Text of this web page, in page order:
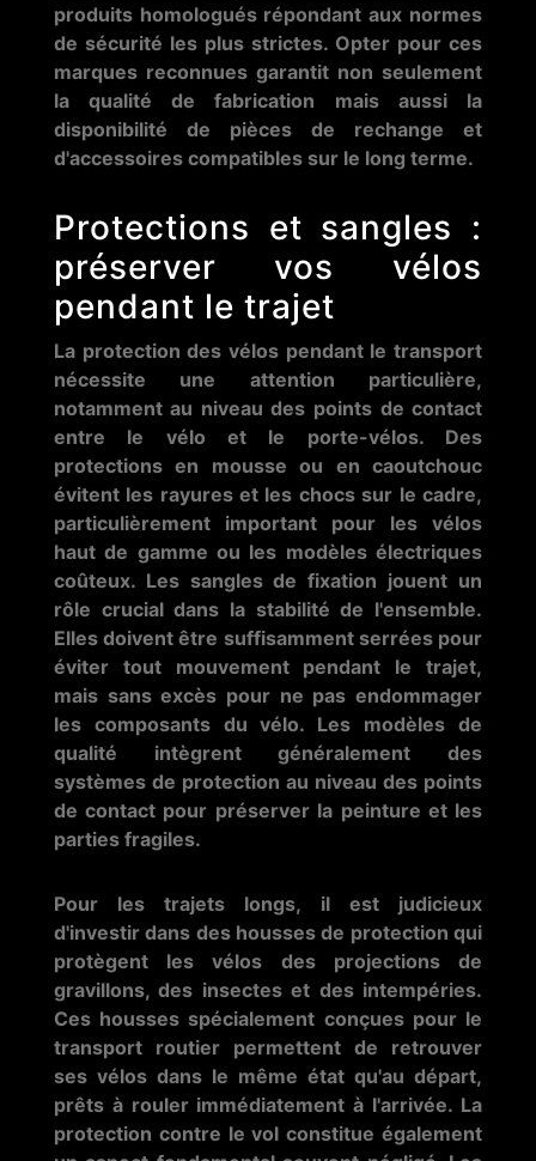
produits homologués répondant aux normes
de sécurité les plus strictes. Opter pour ces
marques reconnues garantit non seulement
la qualité de fabrication mais aussi la
disponibilité de pièces de rechange et
d'accessoires compatibles sur le long terme.
Protections et sangles :
préserver vos vélos
pendant le trajet
La protection des vélos pendant le transport
nécessite une attention particulière,
notamment au niveau des points de contact
entre le vélo et le porte-vélos. Des
protections en mousse ou en caoutchouc
évitent les rayures et les chocs sur le cadre,
particulièrement important pour les vélos
haut de gamme ou les modèles électriques
coûteux. Les sangles de fixation jouent un
rôle crucial dans la stabilité de l'ensemble.
Elles doivent être suffisamment serrées pour
éviter tout mouvement pendant le trajet,
mais sans excès pour ne pas endommager
les composants du vélo. Les modèles de
qualité intègrent généralement des
systèmes de protection au niveau des points
de contact pour préserver la peinture et les
parties fragiles.
Pour les trajets longs, il est judicieux
d'investir dans des housses de protection qui
protègent les vélos des projections de
gravillons, des insectes et des intempéries.
Ces housses spécialement conçues pour le
transport routier permettent de retrouver
ses vélos dans le même état qu'au départ,
prêts à rouler immédiatement à l'arrivée. La
protection contre le vol constitue également